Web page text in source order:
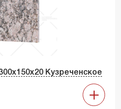
Кузреченское